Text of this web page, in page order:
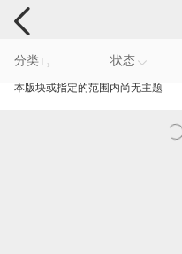
手机反馈
分类 状态
本版块或指定的范围内尚无主题